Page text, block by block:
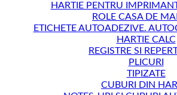
HARTIE PENTRU
ROLE CASA DE
ETICHETE AUTOADEZIVE.
HARTIE CALC
REGISTRE SI
PLICURI
TIPIZATE
CUBURI DIN